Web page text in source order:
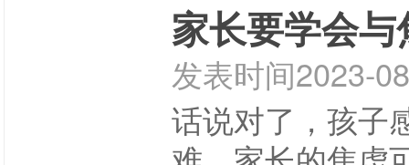
家长要学会
发表时间2023-
话说对了，孩子